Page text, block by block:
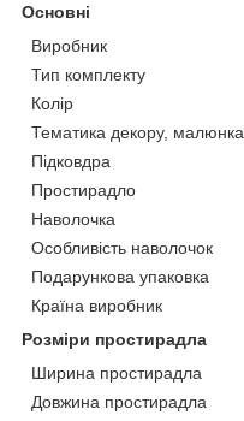
Основні
Виробник
Тип комплекту
Колір
Тематика декору, малюнка
Підковдра
Простирадло
Наволочка
Особливість наволочок
Подарункова упаковка
Країна виробник
Розміри простирадла
Ширина простирадла
Довжина простирадла